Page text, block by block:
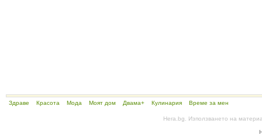
Здраве Красота Мода Моят дом Двама+ Кулинария Време за мен
Hera.bg. Използването на